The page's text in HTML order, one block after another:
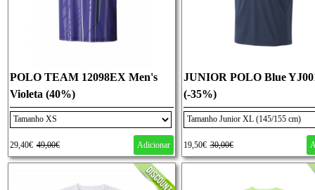
POLO TEAM 12098EX Men's
Violeta (40%)
29,40€ 49,00€ Adicionar
JUNIOR POLO Blue
(-35%)
19,50€ 30,00€